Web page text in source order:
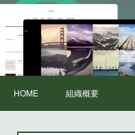
HOME 組織概要